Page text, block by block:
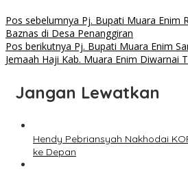
Pos sebelumnya Pj. Bupati Muara Enim
Baznas di Desa Penanggiran
Pos berikutnya Pj. Bupati Muara Enim
Jemaah Haji Kab. Muara Enim Diwarnai
Jangan Lewatkan
Hendy Pebriansyah Nakhodai
ke Depan